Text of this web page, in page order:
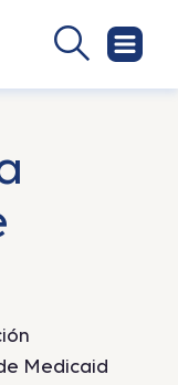
Medicaid